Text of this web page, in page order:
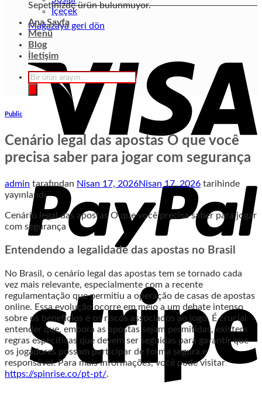
Sepetinizde ürün bulunmuyor.
Mağazaya geri dön
İçeçek
Ana Sayfa
Menü
Blog
İletişim
Products
search
Public
Cenário legal das apostas O que você
precisa saber para jogar com segurança
admin tarafından Nisan 17, 2026Nisan 17, 2026 tarihinde
yayınlandı
Cenário legal das apostas O que você precisa saber para jogar
com segurança
Entendendo a legalidade das apostas no Brasil
No Brasil, o cenário legal das apostas tem se tornado cada
vez mais relevante, especialmente com a recente
regulamentação que permitiu a operação de casas de apostas
online. Essa evolução ocorre em meio a um debate intenso
sobre os benefícios e os riscos associados ao jogo. É crucial
entender que, embora as apostas sejam permitidas, existem
regras específicas que devem ser seguidas para garantir que
os jogadores possam participar de forma segura e
responsável. Para mais informações, você pode visitar
https://spinrise.co/pt-pt/.